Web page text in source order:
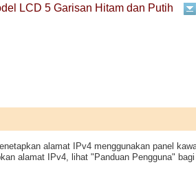
LCD 5 Garisan Hitam dan Putih
alamat IPv4 menggunakan panel
alamat IPv4, lihat "Panduan Pengguna"